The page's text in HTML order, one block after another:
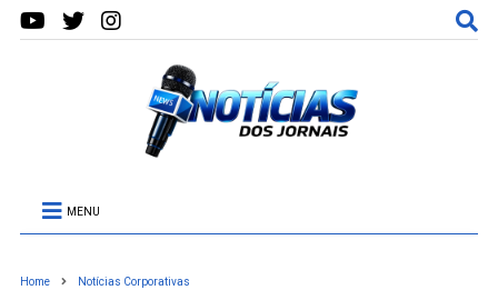
MENU
Home Notícias Corporativas